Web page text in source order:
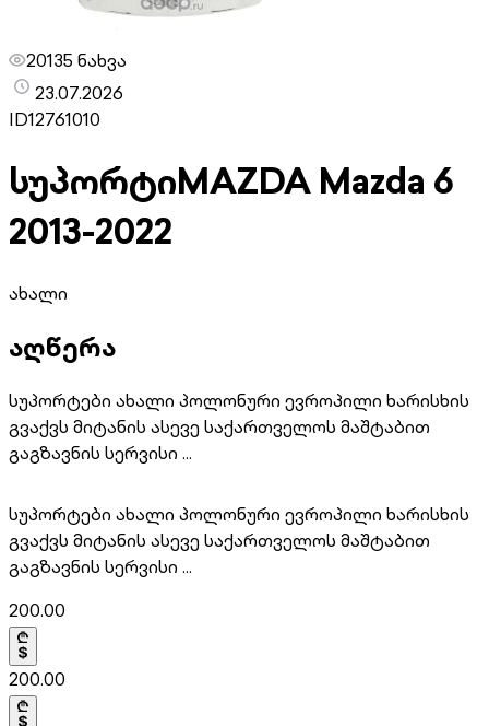
20135 ნახვა
23.07.2026
ID12761010
სუპორტიMAZDA Mazda 6
2013-2022
ახალი
აღწერა
სუპორტები ახალი პოლონური ევროპილი ხარისხის
გვაქვს მიტანის ასევე საქართველოს მაშტაბით
გაგზავნის სერვისი ...
სუპორტები ახალი პოლონური ევროპილი ხარისხის
გვაქვს მიტანის ასევე საქართველოს მაშტაბით
გაგზავნის სერვისი ...
200.00
200.00